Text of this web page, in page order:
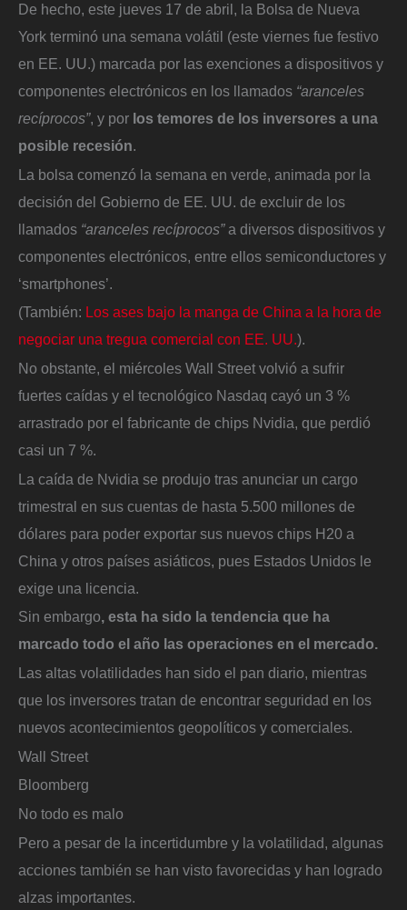
De hecho, este jueves 17 de abril, la Bolsa de Nueva
York terminó una semana volátil (este viernes fue festivo
en EE. UU.) marcada por las exenciones a dispositivos y
componentes electrónicos en los llamados “aranceles
recíprocos”, y por los temores de los inversores a una
posible recesión.
La bolsa comenzó la semana en verde, animada por la
decisión del Gobierno de EE. UU. de excluir de los
llamados “aranceles recíprocos”a diversos dispositivos y
componentes electrónicos, entre ellos semiconductores y
‘smartphones’.
(También: Los ases bajo la manga de China a la hora de
negociar una tregua comercial con EE. UU.).
No obstante, el miércoles Wall Street volvió a sufrir
fuertes caídas y el tecnológico Nasdaq cayó un 3 %
arrastrado por el fabricante de chips Nvidia, que perdió
casi un 7 %.
La caída de Nvidia se produjo tras anunciar un cargo
trimestral en sus cuentas de hasta 5.500 millones de
dólares para poder exportar sus nuevos chips H20 a
China y otros países asiáticos, pues Estados Unidos le
exige una licencia.
Sin embargo, esta ha sido la tendencia que ha
marcado todo el año las operaciones en el mercado.
Las altas volatilidades han sido el pan diario, mientras
que los inversores tratan de encontrar seguridad en los
nuevos acontecimientos geopolíticos y comerciales.
Wall Street
Bloomberg
No todo es malo
Pero a pesar de la incertidumbre y la volatilidad, algunas
acciones también se han visto favorecidas y han logrado
alzas importantes.